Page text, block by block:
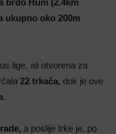
ukupno oko 200m
lige, ali otvorena za
22 trkača, dok je ove
.
a poslije trke je, po